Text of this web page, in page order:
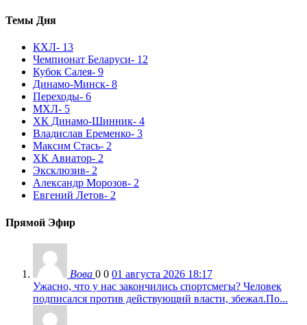
Темы Дня
КХЛ- 13
Чемпионат Беларуси- 12
Кубок Салея- 9
Динамо-Минск- 8
Переходы- 6
МХЛ- 5
ХК Динамо-Шинник- 4
Владислав Еременко- 3
Максим Стась- 2
ХК Авиатор- 2
Эксклюзив- 2
Александр Морозов- 2
Евгений Летов- 2
Прямой Эфир
Вова 0 0 01 августа 2026 18:17
Ужасно, что у нас закончились спортсмегы? Человек
подписался против действующнй власти, збежал.По...